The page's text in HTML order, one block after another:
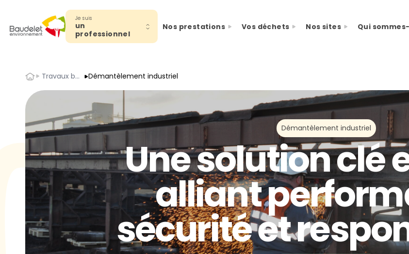
Je suis
un
professionnel
Nos prestations Vos déchets Nos sites Qui
AccueilTravaux bâtiment et industrie Démantèlement industriel
Démantèlement industriel
Une solution clé
alliant
sécurité et